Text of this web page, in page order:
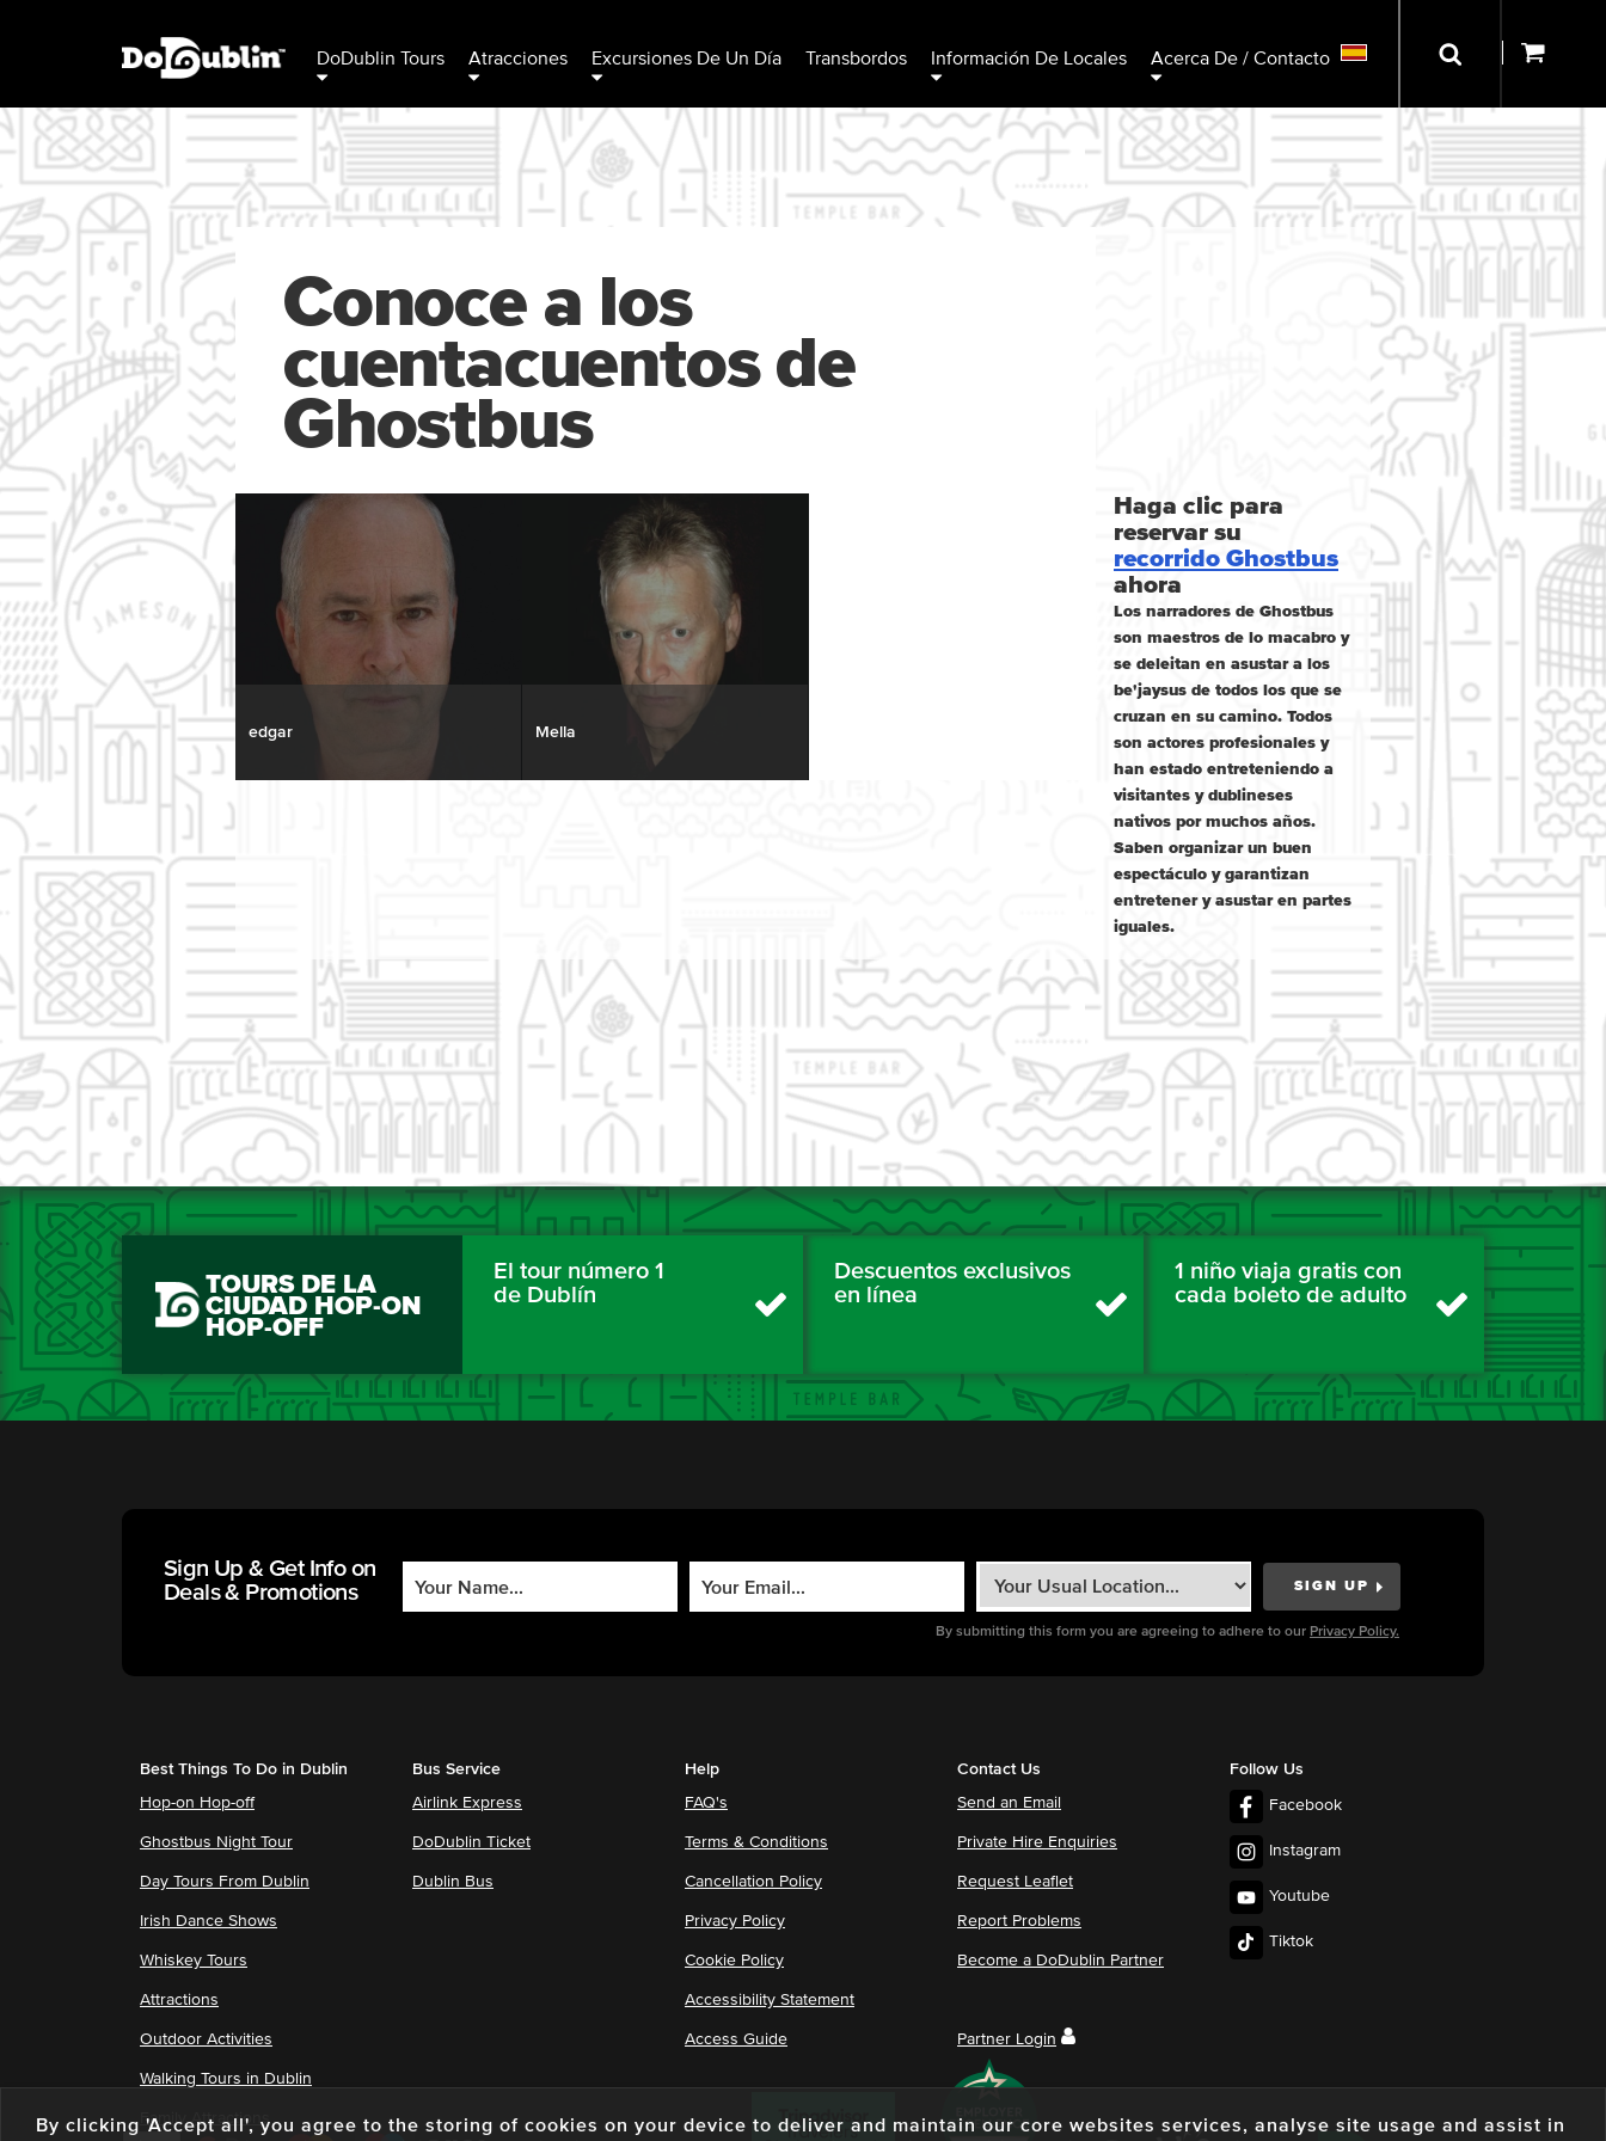
DoDublin Tours Atracciones Excursiones De Un Día Transbordos Información De Locales Acerca De / Contacto
Conoce a los
cuentacuentos de
Ghostbus
edgar Mella
Haga clic para
reservar su
recorrido Ghostbus
ahora
Los narradores de Ghostbus
son maestros de lo macabro y
se deleitan en asustar a los
be'jaysus de todos los que se
cruzan en su camino. Todos
son actores profesionales y
han estado entreteniendo a
visitantes y dublineses
nativos por muchos años.
Saben organizar un buen
espectáculo y garantizan
entretener y asustar en partes
iguales.
TOURS DE LA
CIUDAD HOP-ON
HOP-OFF
El tour número 1
de Dublín
Descuentos exclusivos
en línea
1 niño viaja gratis con
cada boleto de adulto
Sign Up & Get Info on
Deals & Promotions
By submitting this form you are agreeing to adhere to our Privacy Policy.
Best Things To Do in Dublin
Hop-on Hop-off
Ghostbus Night Tour
Day Tours From Dublin
Irish Dance Shows
Whiskey Tours
Attractions
Outdoor Activities
Walking Tours in Dublin
Family Attractions
Bus Service
Airlink Express
DoDublin Ticket
Dublin Bus
Help
FAQ's
Terms & Conditions
Cancellation Policy
Privacy Policy
Cookie Policy
Accessibility Statement
Access Guide
Contact Us
Send an Email
Private Hire Enquiries
Request Leaflet
Report Problems
Become a DoDublin Partner
Partner Login
Follow Us
Facebook
Instagram
Youtube
Tiktok
By clicking 'Accept all', you agree to the storing of cookies on your device to deliver and maintain our core websites services, analyse site usage and assist in